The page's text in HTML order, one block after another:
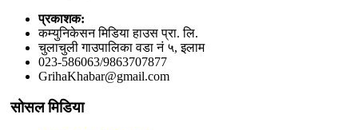
प्रकाशक:
कम्युनिकेसन मिडिया हाउस प्रा. लि.
चुलाचुली गाउपालिका वडा नं ५, इलाम
023-586063/9863707877
GrihaKhabar@gmail.com
सोसल मिडिया